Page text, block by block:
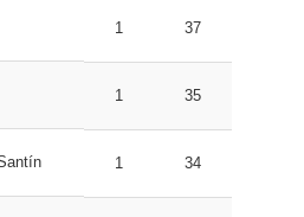
1 37
1 35
1 34